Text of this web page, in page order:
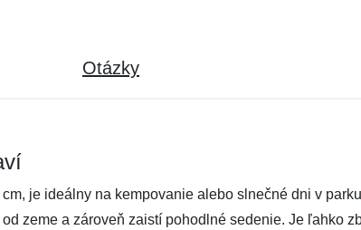
Otázky
je ideálny na kempovanie alebo slnečné dni v
zeme a zároveň zaistí pohodlné sedenie. Je ľahko